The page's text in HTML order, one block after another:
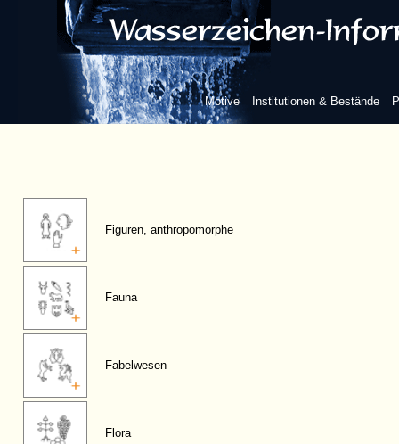
Motive Institutionen & Bestände
Figuren, anthropomorphe
Fauna
Fabelwesen
Flora